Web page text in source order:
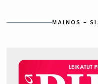
MAINOS –